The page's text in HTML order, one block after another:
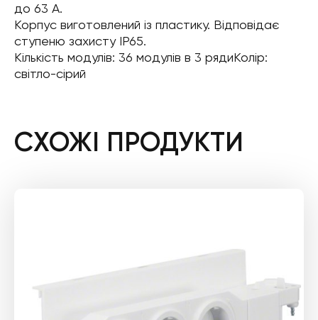
до 63 А.
Корпус виготовлений із пластику. Відповідає
ступеню захисту IP65.
Кількість модулів: 36 модулів в 3 рядиКолір:
світло-сірий
СХОЖІ ПРОДУКТИ